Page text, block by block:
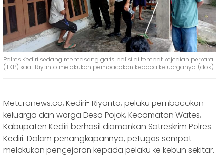
Polres Kediri sedang memasang garis polisi di tempat kejadian perkara
(TKP) saat Riyanto melakukan pembacokan kepada keluarganya. (dok)
Metaranews.co, Kediri- Riyanto, pelaku pembacokan
keluarga dan warga Desa Pojok, Kecamatan Wates,
Kabupaten Kediri berhasil diamankan Satreskrim Polres
Kediri. Dalam penangkapannya, petugas sempat
melakukan pengejaran kepada pelaku ke kebun sekitar.